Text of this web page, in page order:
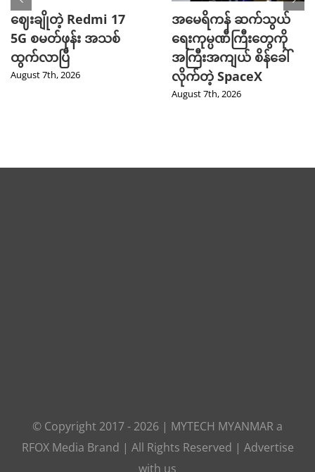
ဈေးချိုတဲ့ Redmi 17
5G စမတ်ဖုန်း အသစ်
ထွက်လာပြီ
August 7th, 2026
အမေရိကန် ဆက်သွယ်
ရေးကုမ္ပဏီကြီးတွေကို
အကြီးအကျယ် စိန်ခေါ်
လိုက်တဲ့ SpaceX
August 7th, 2026
© Copyright 2017 - 2026 | MYTECH MYANMAR a
RFOX Media Brand | All Rights Reserved | Advertise
with us